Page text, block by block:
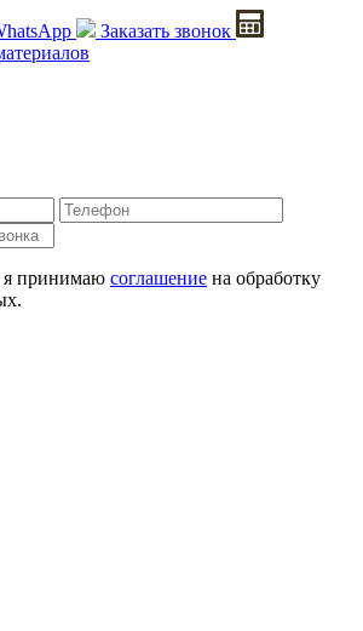
Заказать звонок
я принимаю соглашение на обработку